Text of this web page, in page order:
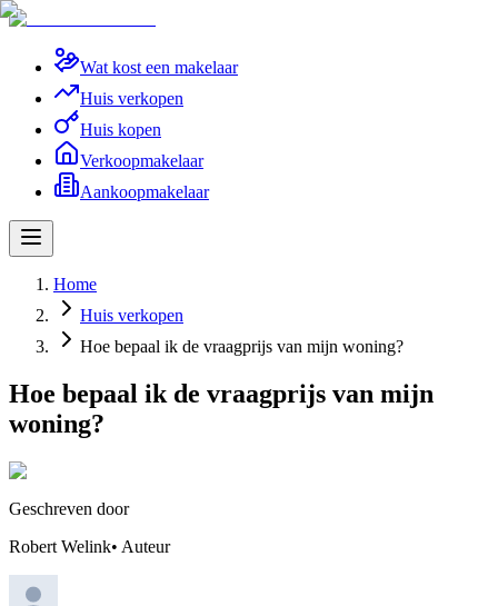
Wat kost een makelaar
Huis verkopen
Huis kopen
Verkoopmakelaar
Aankoopmakelaar
Home
Huis verkopen
Hoe bepaal ik de vraagprijs van mijn woning?
Hoe bepaal ik de vraagprijs van mijn
woning?
Geschreven door
Robert Welink• Auteur